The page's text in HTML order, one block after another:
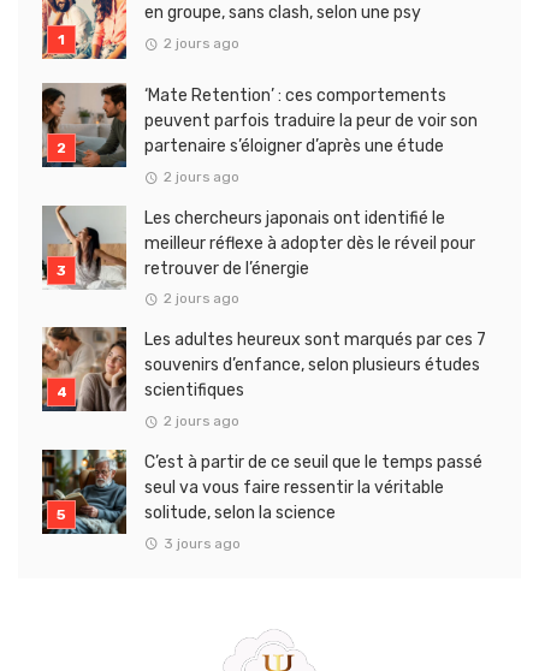
en groupe, sans clash, selon une psy
2 jours ago
‘Mate Retention’ : ces comportements
peuvent parfois traduire la peur de voir son
partenaire s’éloigner d’après une étude
2 jours ago
Les chercheurs japonais ont identifié le
meilleur réflexe à adopter dès le réveil pour
retrouver de l’énergie
2 jours ago
Les adultes heureux sont marqués par ces 7
souvenirs d’enfance, selon plusieurs études
scientifiques
2 jours ago
C’est à partir de ce seuil que le temps passé
seul va vous faire ressentir la véritable
solitude, selon la science
3 jours ago